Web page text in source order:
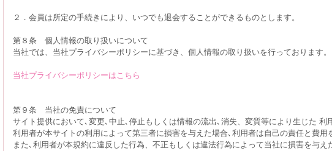
２．会員は所定の手続きにより、いつでも退会することができるものとします。
第８条 個人情報の取り扱いについて
当社では、当社プライバシーポリシーに基づき、個人情報の取り扱いを行っております。
当社プライバシーポリシーはこちら
第９条 当社の免責について
サイト提供において､変更､中止､停止もしくは情報の流出､消失、変質等により生じた
利用者が本サイトの利用によって第三者に損害を与えた場合､利用者は自己の責任と費
また､利用者が本規約に違反した行為、不正もしくは違法行為によって当社に損害を与